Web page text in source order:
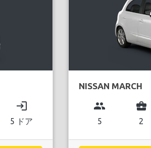
login
5 ドア
NISSAN MARCH
group
5
business_center
2